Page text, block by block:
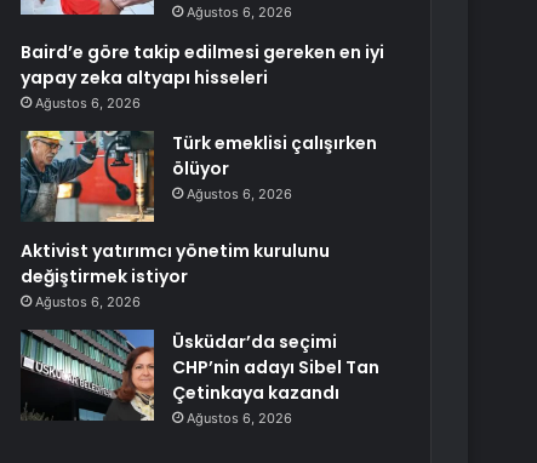
Ağustos 6, 2026
Baird’e göre takip edilmesi gereken en iyi
yapay zeka altyapı hisseleri
Ağustos 6, 2026
Türk emeklisi çalışırken
ölüyor
Ağustos 6, 2026
Aktivist yatırımcı yönetim kurulunu
değiştirmek istiyor
Ağustos 6, 2026
Üsküdar’da seçimi
CHP’nin adayı Sibel Tan
Çetinkaya kazandı
Ağustos 6, 2026